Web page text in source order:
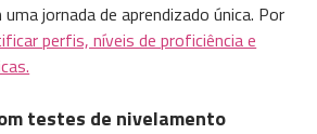
jornada de aprendizado única. Por
perfis, níveis de proficiência e
testes de nivelamento